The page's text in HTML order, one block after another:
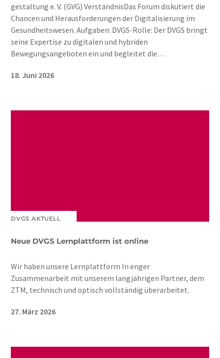
gestaltung e. V. (GVG) VerständnisDas Forum diskutiert die
Chancen und Herausforderungen der Digitalisierung im
Gesundheitswesen. Aufgaben: DVGS-Rolle: Der DVGS bringt
seine Expertise zu digitalen und hybriden
Bewegungsangeboten ein und begleitet die…
18. Juni 2026
DVGS AKTUELL
Neue DVGS Lernplattform ist online
Wir haben unsere Lernplattform In enger
Zusammenarbeit mit unserem langjährigen Partner, dem
ZTM, technisch und optisch vollständig überarbeitet.
27. März 2026